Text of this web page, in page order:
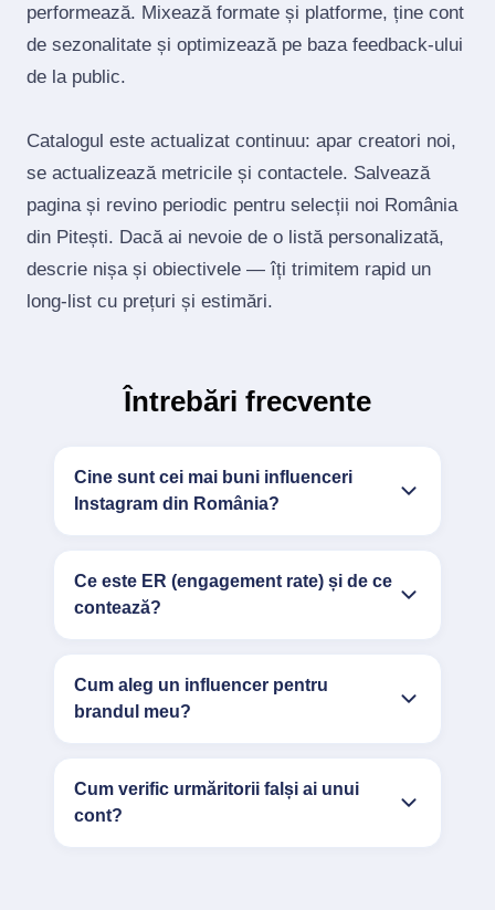
performează. Mixează formate și platforme, ține cont
de sezonalitate și optimizează pe baza feedback‑ului
de la public.
Catalogul este actualizat continuu: apar creatori noi,
se actualizează metricile și contactele. Salvează
pagina și revino periodic pentru selecții noi România
din Pitești. Dacă ai nevoie de o listă personalizată,
descrie nișa și obiectivele — îți trimitem rapid un
long‑list cu prețuri și estimări.
Întrebări frecvente
Cine sunt cei mai buni influenceri
Instagram din România?
Ce este ER (engagement rate) și de ce
contează?
Cum aleg un influencer pentru
brandul meu?
Cum verific urmăritorii falși ai unui
cont?